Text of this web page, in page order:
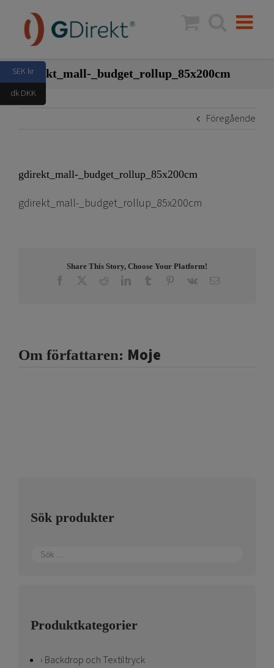
innehållet
gdirekt_mall-_budget_rollup_85x200cm
Föregående
gdirekt_mall-_budget_rollup_85x200cm
gdirekt_mall-_budget_rollup_85x200cm
Share This Story, Choose Your Platform!
Facebook RedditLinkedInTumblr Pinterest
Vk E-
Om författaren: Moje
Sök produkter
Produktkategorier
Backdrop och Textiltryck
SEK kr
dk DKK